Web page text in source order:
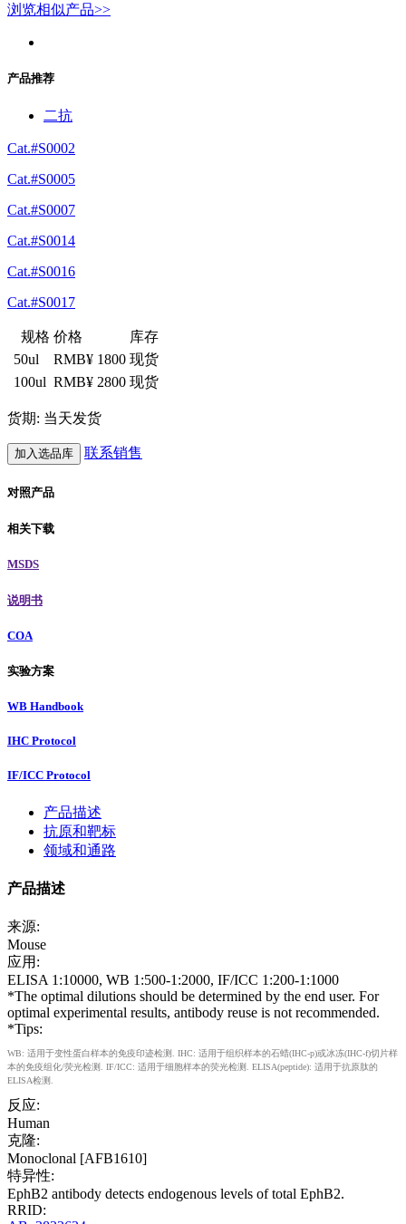
浏览相似产品>>
产品推荐
二抗
Cat.#S0002
Cat.#S0005
Cat.#S0007
Cat.#S0014
Cat.#S0016
Cat.#S0017
规格 价格
库存
50ul
RMB¥ 1800 现货
100ul RMB¥ 2800 现货
货期: 当天发货
加入选品库 联系销售
对照产品
相关下载
MSDS
说明书
COA
实验方案
WB Handbook
IHC Protocol
IF/ICC Protocol
产品描述
抗原和靶标
领域和通路
产品描述
来源:
Mouse
应用:
ELISA 1:10000, WB 1:500-1:2000, IF/ICC 1:200-1:1000
*The optimal dilutions should be determined by the end user. For
optimal experimental results, antibody reuse is not recommended.
*Tips:
WB: 适用于变性蛋白样本的免疫印迹检测. IHC: 适用于组织样本的石蜡(IHC-p)或冰冻(IHC-f)切片样
本的免疫组化/荧光检测. IF/ICC: 适用于细胞样本的荧光检测. ELISA(peptide): 适用于抗原肽的
ELISA检测.
反应:
Human
克隆:
Monoclonal [AFB1610]
特异性:
EphB2 antibody detects endogenous levels of total EphB2.
RRID: